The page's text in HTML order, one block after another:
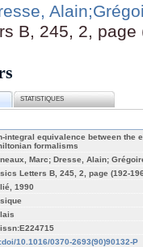
Alain
B, 245, 2, page
STATISTIQUES
integral equivalence between the
formalisms
Marc; Dresse, Alain;
Letters B, 245, 2, page (192-
1990
10.1016/0370-2693(90)90132-P